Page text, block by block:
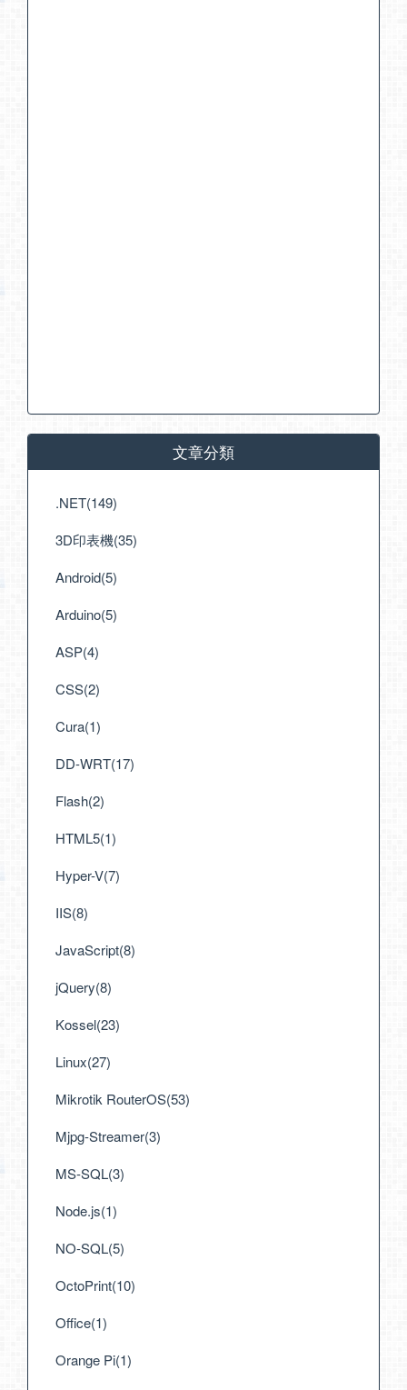
文章分類
.NET(149)
3D印表機(35)
Android(5)
Arduino(5)
ASP(4)
CSS(2)
Cura(1)
DD-WRT(17)
Flash(2)
HTML5(1)
Hyper-V(7)
IIS(8)
JavaScript(8)
jQuery(8)
Kossel(23)
Linux(27)
Mikrotik RouterOS(53)
Mjpg-Streamer(3)
MS-SQL(3)
Node.js(1)
NO-SQL(5)
OctoPrint(10)
Office(1)
Orange Pi(1)